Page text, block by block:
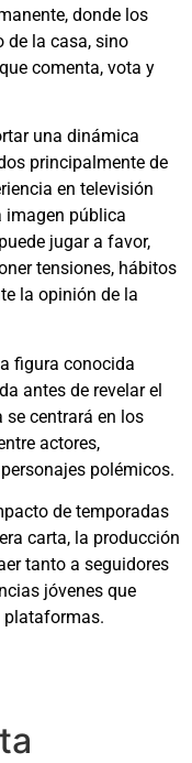
donde los
de la casa, sino
comenta, vota y
una dinámica
principalmente de
en televisión
imagen pública
jugar a favor,
tensiones, hábitos
la opinión de la
figura conocida
antes de revelar el
se centrará en los
actores,
polémicos.
de temporadas
carta, la producción
tanto a seguidores
jóvenes que
plataformas.